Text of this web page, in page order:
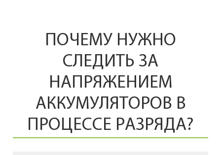
ПОЧЕМУ НУЖНО
СЛЕДИТЬ ЗА
НАПРЯЖЕНИЕМ
АККУМУЛЯТОРОВ В
ПРОЦЕССЕ РАЗРЯДА?